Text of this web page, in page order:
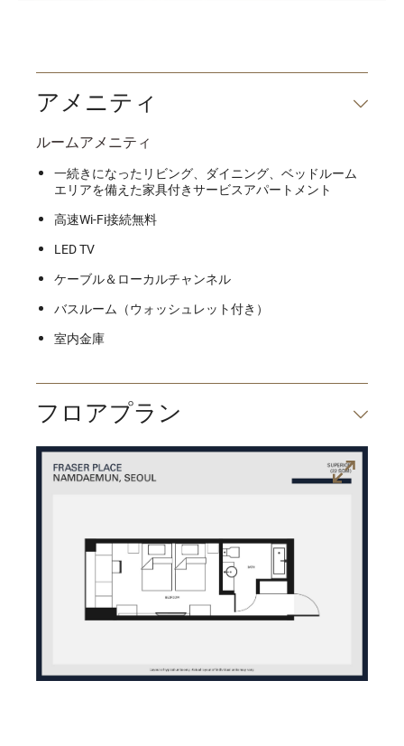
アメニティ
ルームアメニティ
一続きになったリビング、ダイニング、ベッドルーム
エリアを備えた家具付きサービスアパートメント
高速Wi-Fi接続無料
LED TV
ケーブル＆ローカルチャンネル
バスルーム（ウォッシュレット付き）
室内金庫
フロアプラン